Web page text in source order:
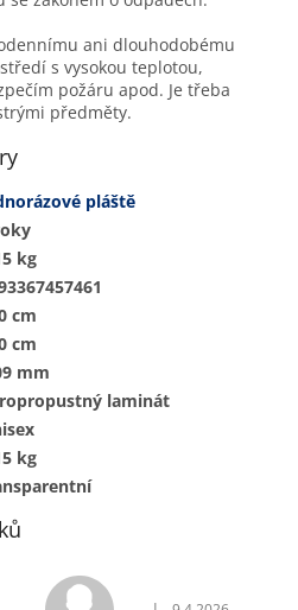
ani dlouhodobému
s vysokou teplotou,
požáru apod. Je třeba
předměty.
pláště
kg
cm
cm
mm
laminát
kg